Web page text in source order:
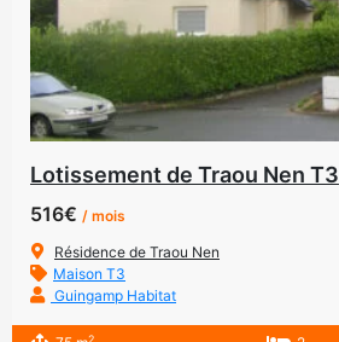
Lotissement de Traou Nen T3
516€ / mois
Résidence de Traou Nen
Maison T3
Guingamp Habitat
2